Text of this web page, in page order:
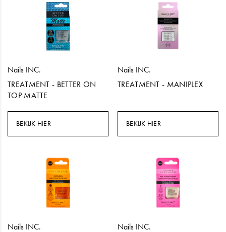
Nails INC.
TREATMENT - BETTER ON
TOP MATTE
BEKIJK HIER
Nails INC.
TREATMENT - MANIPLEX
BEKIJK HIER
Nails INC.
Nails INC.